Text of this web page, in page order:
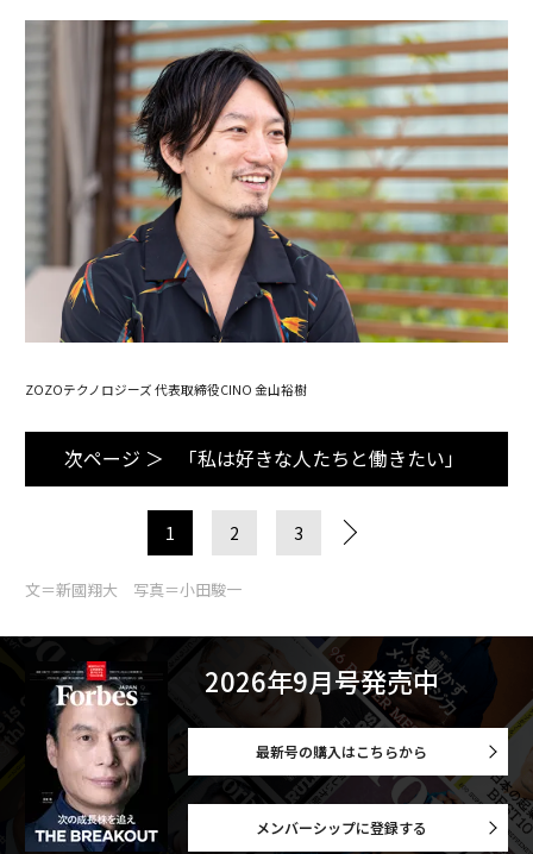
ZOZOテクノロジーズ 代表取締役CINO 金山裕樹
次ページ ＞ 「私は好きな人たちと働きたい」
1 2 3
文＝新國翔大 写真＝小田駿一
2026年9月号発売中
最新号の購入はこちらから
メンバーシップに登録する